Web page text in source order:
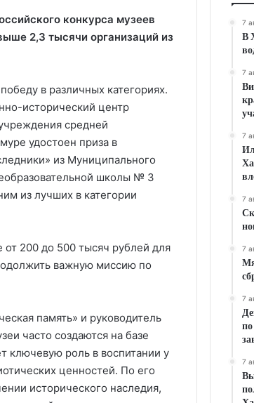
конкурса музеев
2,3 тысячи организаций из
в различных категориях.
исторический центр
средней
удостоен приза в
из Муниципального
школы № 3
из лучших в категории
от 200 до 500 тысяч рублей для
важную миссию по
память» и руководитель
часто создаются на базе
ключевую роль в воспитании у
ценностей. По его
исторического наследия,
7
В
7
7
7
7
7
7